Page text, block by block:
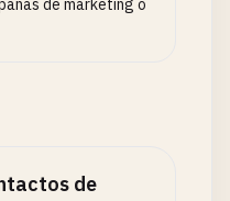
de marketing o
de